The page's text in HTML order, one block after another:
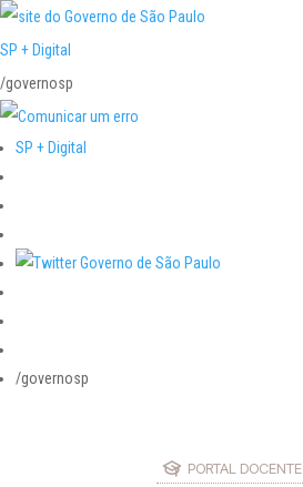
SP + Digital
/governosp
SP + Digital
/governosp
PORTAL DOCENTE